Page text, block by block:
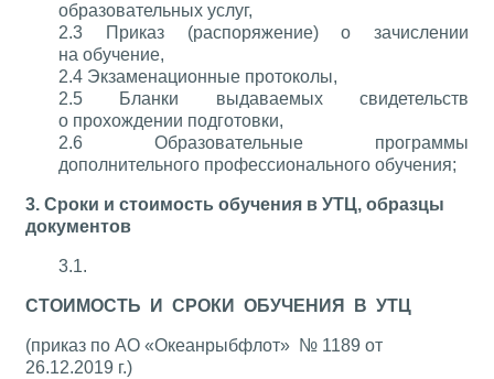
образовательных услуг,
2.3 Приказ (распоряжение) о зачислении
на обучение,
2.4 Экзаменационные протоколы,
2.5 Бланки выдаваемых свидетельств
о прохождении подготовки,
2.6 Образовательные программы
дополнительного профессионального обучения;
3. Сроки и стоимость обучения в УТЦ, образцы
документов
3.1.
СТОИМОСТЬ И СРОКИ ОБУЧЕНИЯ В УТЦ
(приказ по АО «Океанрыбфлот» № 1189 от
26.12.2019 г.)